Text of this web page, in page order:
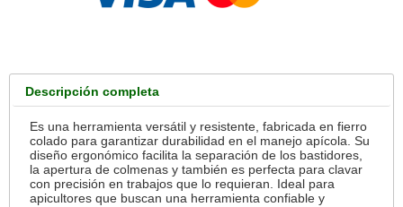
Descripción completa
Es una herramienta versátil y resistente, fabricada en fierro
colado para garantizar durabilidad en el manejo apícola. Su
diseño ergonómico facilita la separación de los bastidores,
la apertura de colmenas y también es perfecta para clavar
con precisión en trabajos que lo requieran. Ideal para
apicultores que buscan una herramienta confiable y